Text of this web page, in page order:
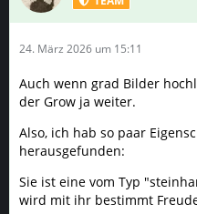
herausgefunden:
wird mit ihr bestimmt Freude
Der Geruch, den ich nicht
mit ner leichten Aas Note
dünnes Brett an
jedenfalls nicht.
Die nächste Runde ist
erstmal hart ausgeputzt und